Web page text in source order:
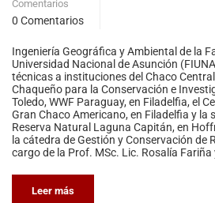
Comentarios
0 Comentarios
Ingeniería Geográfica y Ambiental de la
Universidad Nacional de Asunción
técnicas a instituciones del Chaco
Chaqueño para la Conservación e
Toledo, WWF Paraguay, en Filadelfia, el
Gran Chaco Americano, en Filadelfia y la
Reserva Natural Laguna Capitán, en
la cátedra de Gestión y Conservación de
cargo de la Prof. MSc. Lic. Rosalía
Leer más